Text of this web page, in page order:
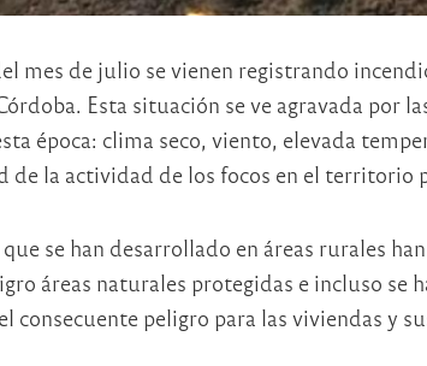
mes de julio se vienen registrando
Esta situación se ve agravada por
época: clima seco, viento, elevada
de la actividad de los focos en el territorio
que se han desarrollado en áreas rurales
áreas naturales protegidas e incluso se
consecuente peligro para las viviendas y